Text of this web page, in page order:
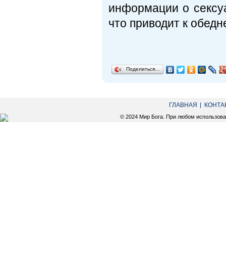
информации о
что приводит к
Поделиться…
ГЛАВНАЯ
© 2024 Мир Бога. При любом